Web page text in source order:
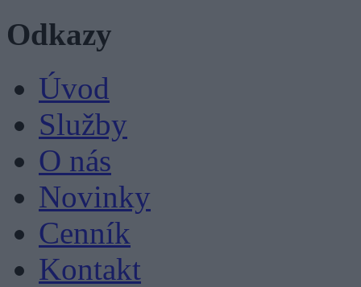
Odkazy
Úvod
Služby
O nás
Novinky
Cenník
Kontakt